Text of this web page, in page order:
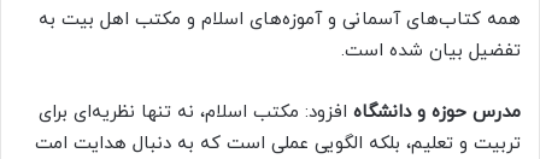
همه کتاب‌های آسمانی و آموزه‌های اسلام و مکتب اهل بیت به
تفضیل بیان شده است.
مدرس حوزه و دانشگاه افزود: مکتب اسلام، نه تنها نظریه‌ای برای
تربیت و تعلیم، بلکه الگویی عملی است که به دنبال هدایت امت